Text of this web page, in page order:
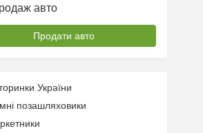
авто
Продати авто
України
позашляховики